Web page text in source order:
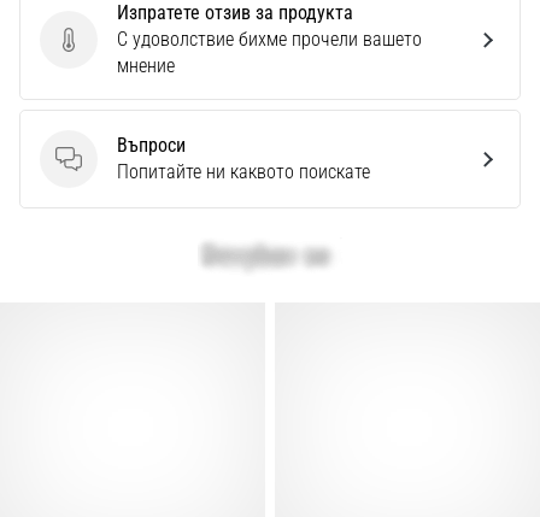
Изпратете отзив за продукта
Изпратете отзив за продукта
С удоволствие бихме прочели вашето
мнение
Въпроси
Въпроси
Попитайте ни каквото поискате